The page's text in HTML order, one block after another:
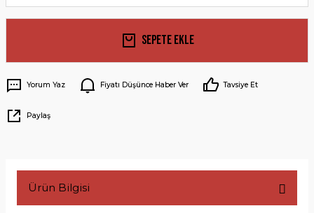
Sepete Ekle
Yorum Yaz Fiyatı Düşünce Haber Ver Tavsiye Et
Paylaş
Ürün Bilgisi